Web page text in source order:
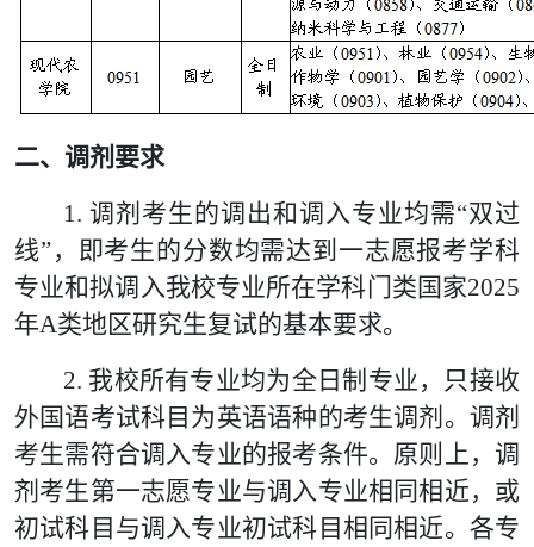
二、调剂要求
1. 调剂考生的调出和调入专业均需“双过
线”，即考生的分数均需达到一志愿报考学科
专业和拟调入我校专业所在学科门类国家2025
年A类地区研究生复试的基本要求。
2. 我校所有专业均为全日制专业，只接收
外国语考试科目为英语语种的考生调剂。调剂
考生需符合调入专业的报考条件。原则上，调
剂考生第一志愿专业与调入专业相同相近，或
初试科目与调入专业初试科目相同相近。各专